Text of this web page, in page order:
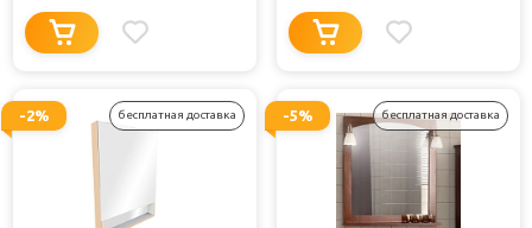
-2% бесплатная доставка -5% бесплатная доставка